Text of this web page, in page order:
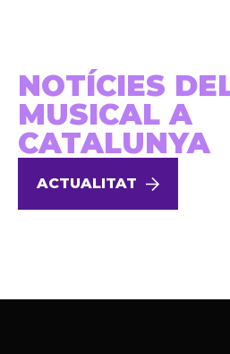
NOTÍCIES
MUSICAL A
CATALUNYA
ACTUALITAT